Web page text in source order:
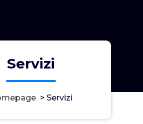
Servizi
> Servizi